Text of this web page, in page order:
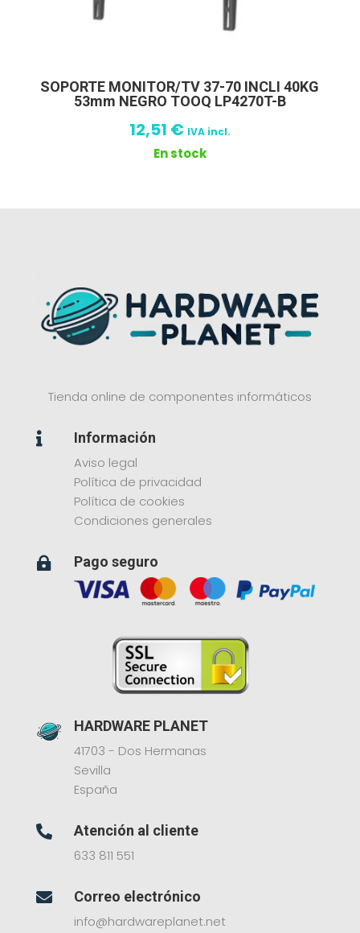
SOPORTE MONITOR/TV 37-70 INCLI 40KG
53mm NEGRO TOOQ LP4270T-B
12,51 € IVA incl.
En stock
Tienda online de componentes informáticos

Información
Aviso legal
Política de privacidad
Política de cookies
Condiciones generales
 Pago seguro
HARDWARE PLANET
41703 - Dos Hermanas
Sevilla
España

Atención al cliente
633 811 551

Correo electrónico
info@hardwareplanet.net